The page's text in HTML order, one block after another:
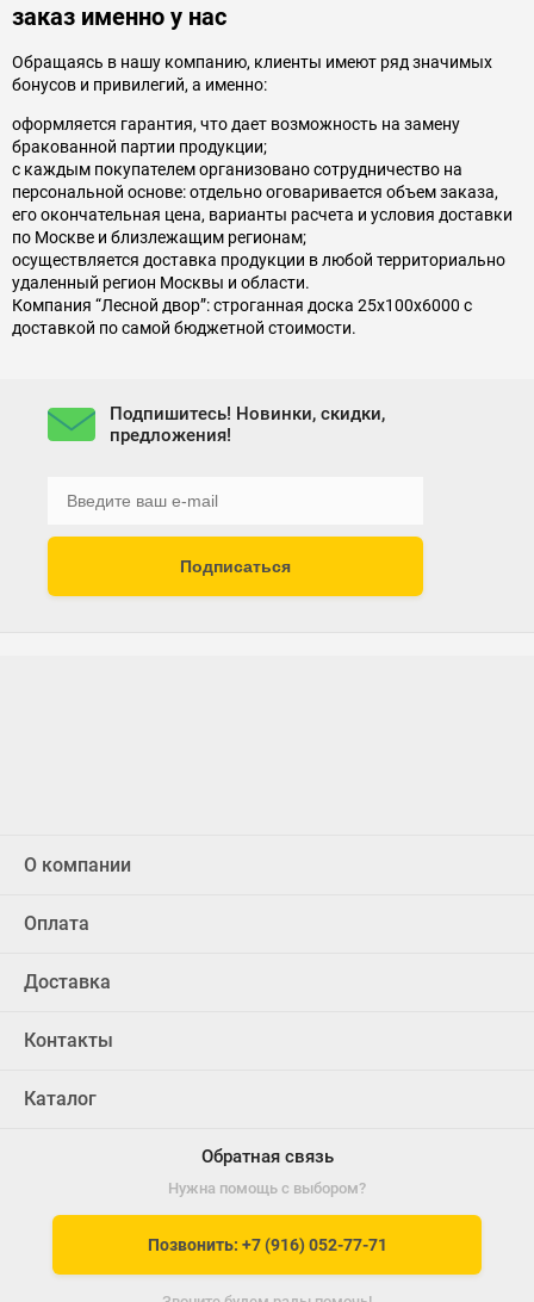
заказ именно у нас
Обращаясь в нашу компанию, клиенты имеют ряд значимых
бонусов и привилегий, а именно:
оформляется гарантия, что дает возможность на замену
бракованной партии продукции;
с каждым покупателем организовано сотрудничество на
персональной основе: отдельно оговаривается объем заказа,
его окончательная цена, варианты расчета и условия доставки
по Москве и близлежащим регионам;
осуществляется доставка продукции в любой территориально
удаленный регион Москвы и области.
Компания “Лесной двор”: строганная доска 25х100х6000 с
доставкой по самой бюджетной стоимости.
Подпишитесь! Новинки, скидки,
предложения!
Подписаться
О компании
Оплата
Доставка
Контакты
Каталог
Обратная связь
Нужна помощь с выбором?
Позвонить: +7 (916) 052-77-71